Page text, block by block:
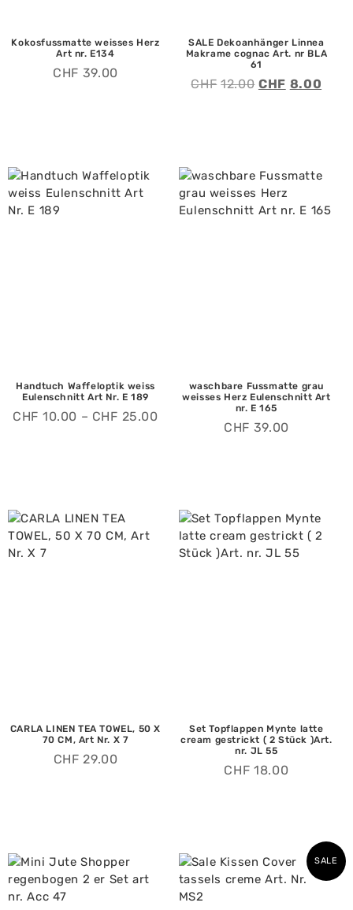
Kokosfussmatte weisses Herz
Art nr. E134
CHF 39.00
SALE Dekoanhänger Linnea
Makrame cognac Art. nr BLA
61
CHF 12.00 CHF 8.00
Handtuch Waffeloptik weiss
Eulenschnitt Art Nr. E 189
CHF 10.00 – CHF 25.00
waschbare Fussmatte grau
weisses Herz Eulenschnitt Art
nr. E 165
CHF 39.00
CARLA LINEN TEA TOWEL, 50 X
70 CM, Art Nr. X 7
CHF 29.00
Set Topflappen Mynte latte
cream gestrickt ( 2 Stück )Art.
nr. JL 55
CHF 18.00
SALE